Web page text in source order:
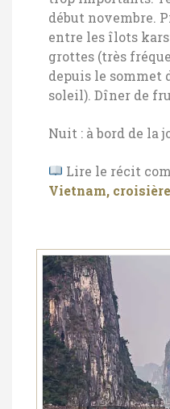
début novembre.
entre les îlots
grottes (très
depuis le sommet
soleil). Dîner de
Nuit : à bord de la
Lire le récit
Vietnam,